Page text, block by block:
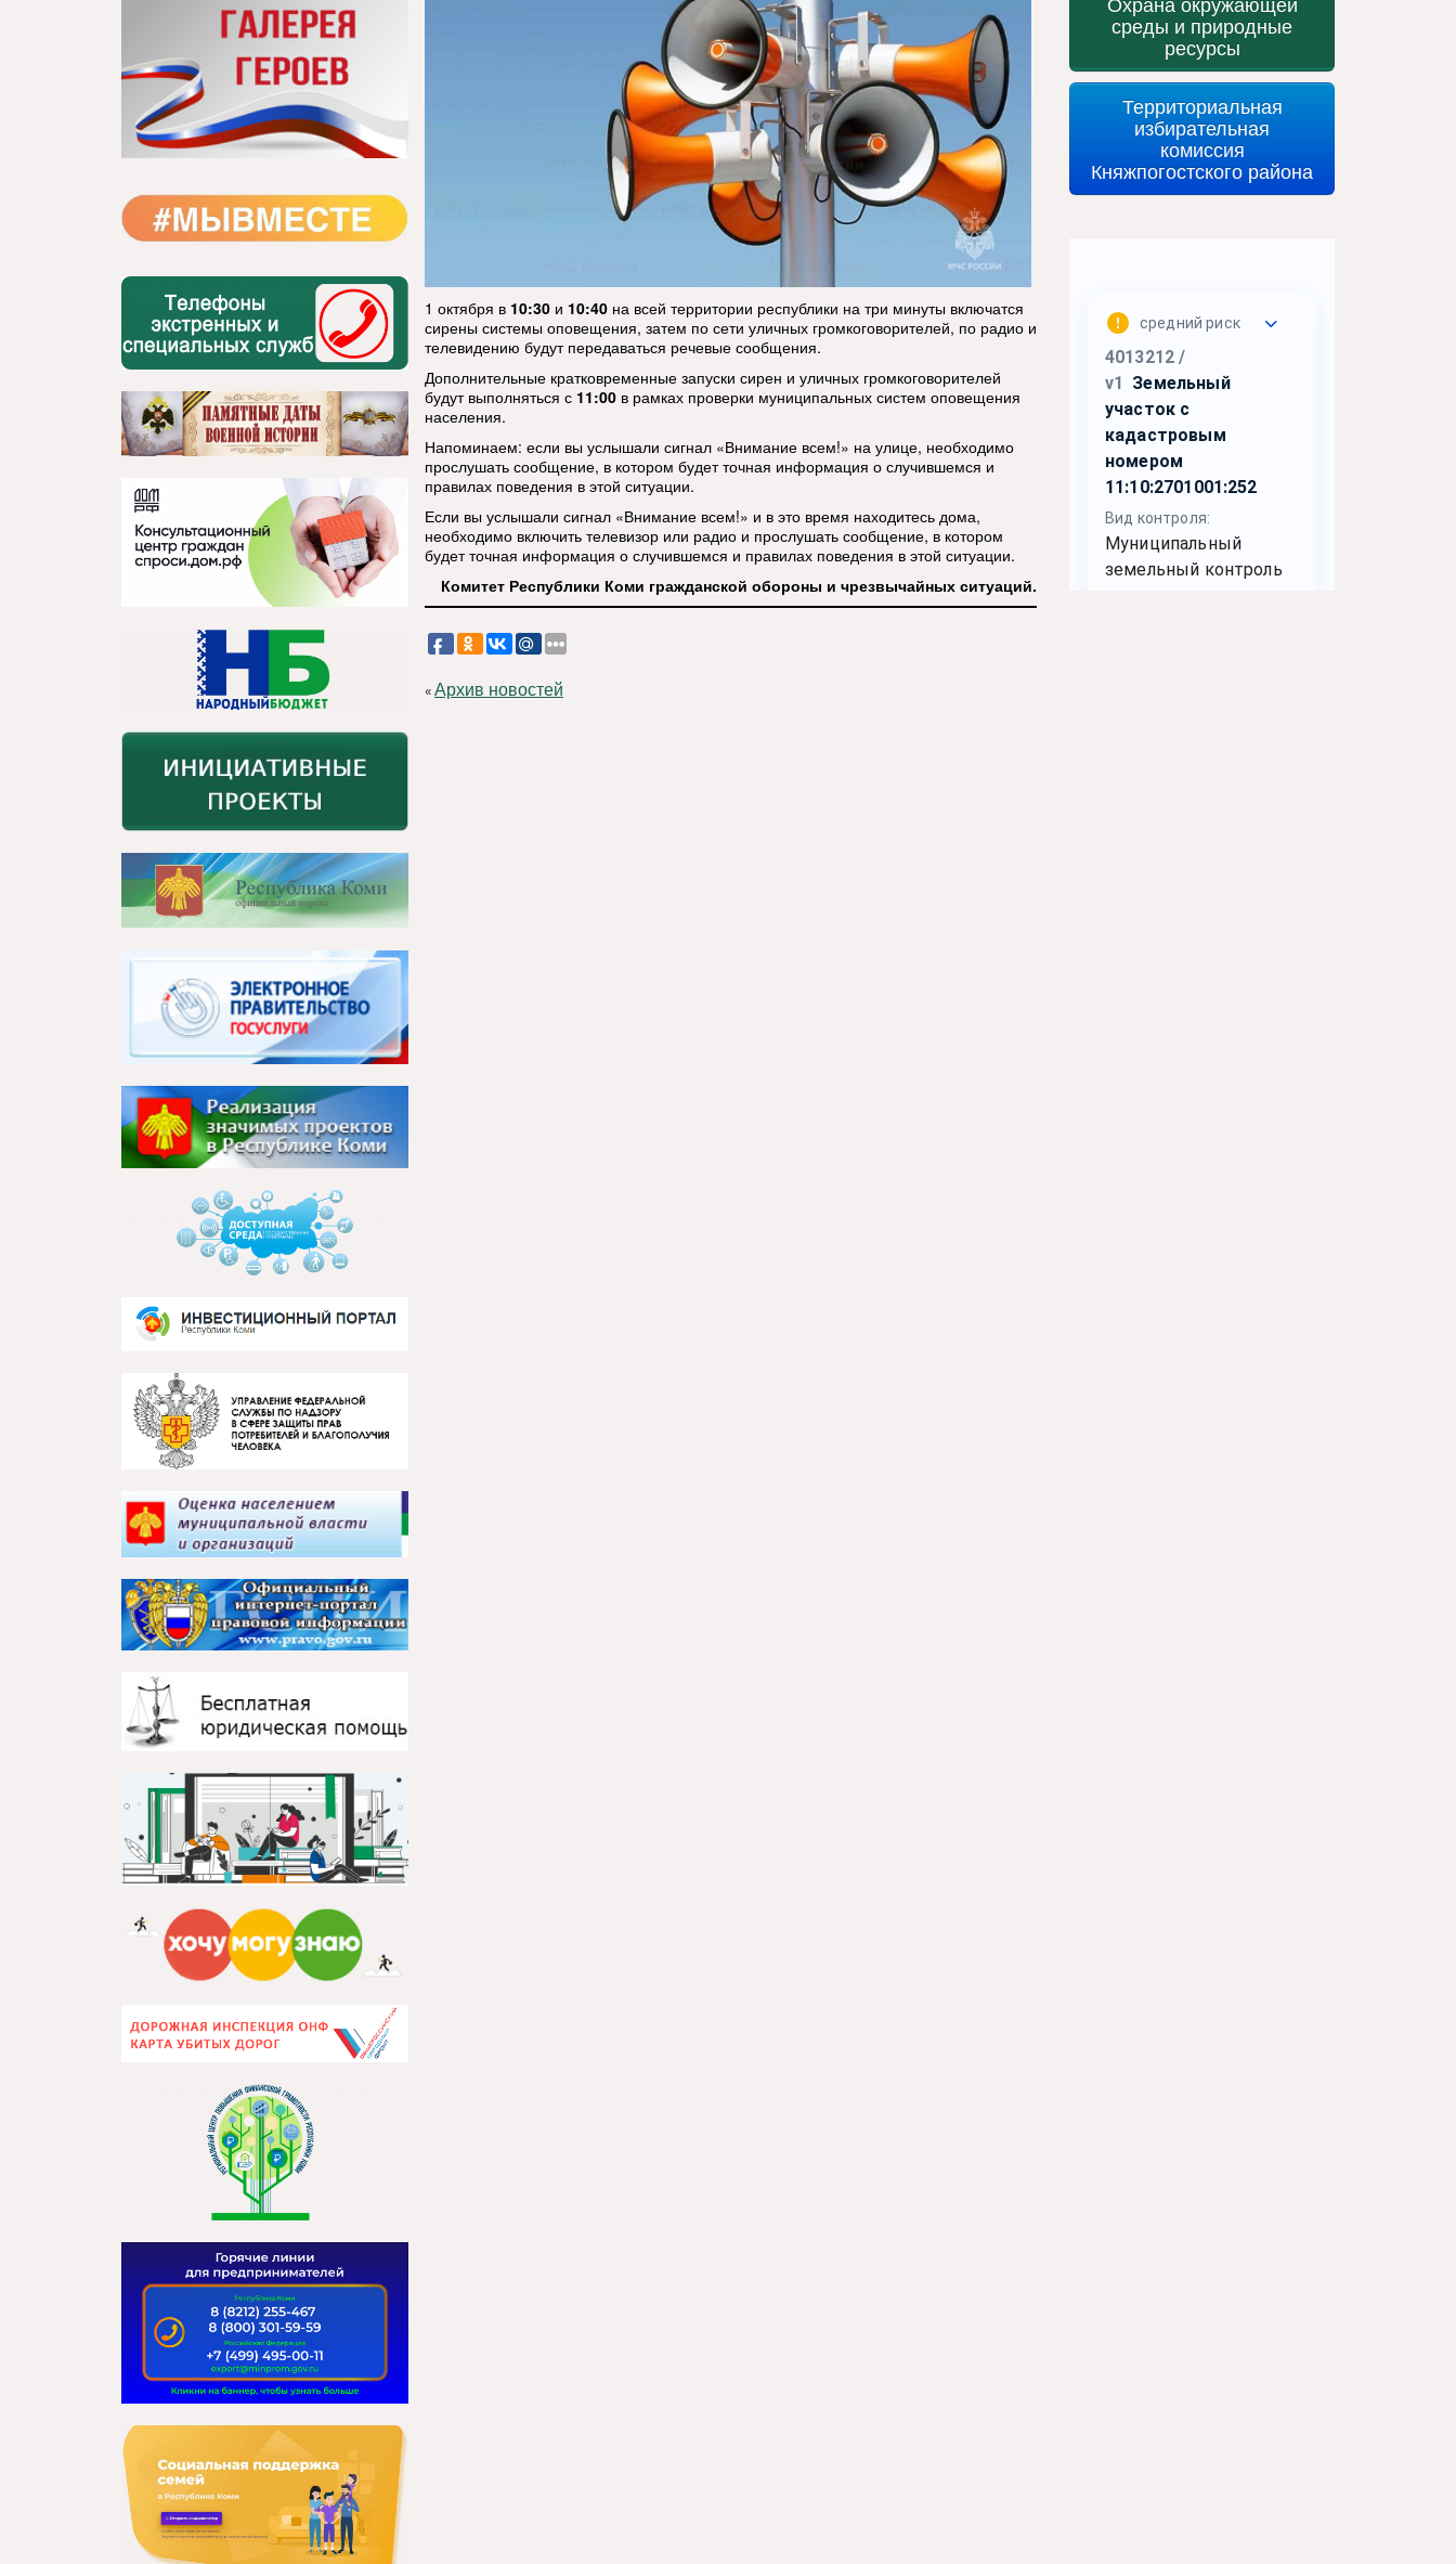
1 октября в 10:30 и 10:40 на всей территории республики на три минуты включатся
сирены системы оповещения, затем по сети уличных громкоговорителей, по радио и
телевидению будут передаваться речевые сообщения.
Дополнительные кратковременные запуски сирен и уличных громкоговорителей
будут выполняться с 11:00 в рамках проверки муниципальных систем оповещения
населения.
Напоминаем: если вы услышали сигнал «Внимание всем!» на улице, необходимо
прослушать сообщение, в котором будет точная информация о случившемся и
правилах поведения в этой ситуации.
Если вы услышали сигнал «Внимание всем!» и в это время находитесь дома,
необходимо включить телевизор или радио и прослушать сообщение, в котором
будет точная информация о случившемся и правилах поведения в этой ситуации.
Комитет Республики Коми гражданской обороны и чрезвычайных ситуаций.
«Архив новостей
среды и природные
ресурсы
Территориальная
избирательная
комиссия
Княжпогостского района